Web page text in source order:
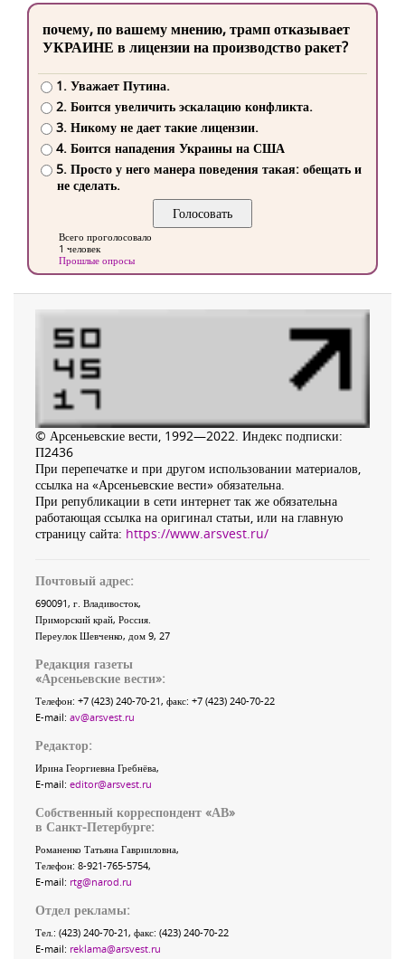
почему, по вашему мнению, трамп отказывает
УКРАИНЕ в лицензии на производство ракет?
1. Уважает Путина.
2. Боится увеличить эскалацию конфликта.
3. Никому не дает такие лицензии.
4. Боится нападения Украины на США
5. Просто у него манера поведения такая: обещать и
не сделать.
Всего проголосовало
1 человек
Прошлые опросы
© Арсеньевские вести, 1992—2022. Индекс подписки:
П2436
При перепечатке и при другом использовании материалов,
ссылка на «Арсеньевские вести» обязательна.
При републикации в сети интернет так же обязательна
работающая ссылка на оригинал статьи, или на главную
страницу сайта: https://www.arsvest.ru/
Почтовый адрес:
690091, г. Владивосток,
Приморский край, Россия
Переулок Шевченко, дом 9, 27
Редакция газеты
«Арсеньевские вести»:
Телефон: +7 (423) 240-70-21, факс: +7 (423) 240-70-22
E-mail: av@arsvest.ru
Редактор:
Ирина Георгиевна Гребнёва,
E-mail: editor@arsvest.ru
Собственный корреспондент «АВ»
в Санкт-Петербурге:
Романенко Татьяна Гаврииловна,
Телефон: 8-921-765-5754,
E-mail: rtg@narod.ru
Отдел рекламы:
Тел.: (423) 240-70-21, факс: (423) 240-70-22
E-mail: reklama@arsvest.ru